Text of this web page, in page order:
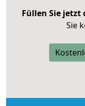
Füllen Sie jetzt
Sie